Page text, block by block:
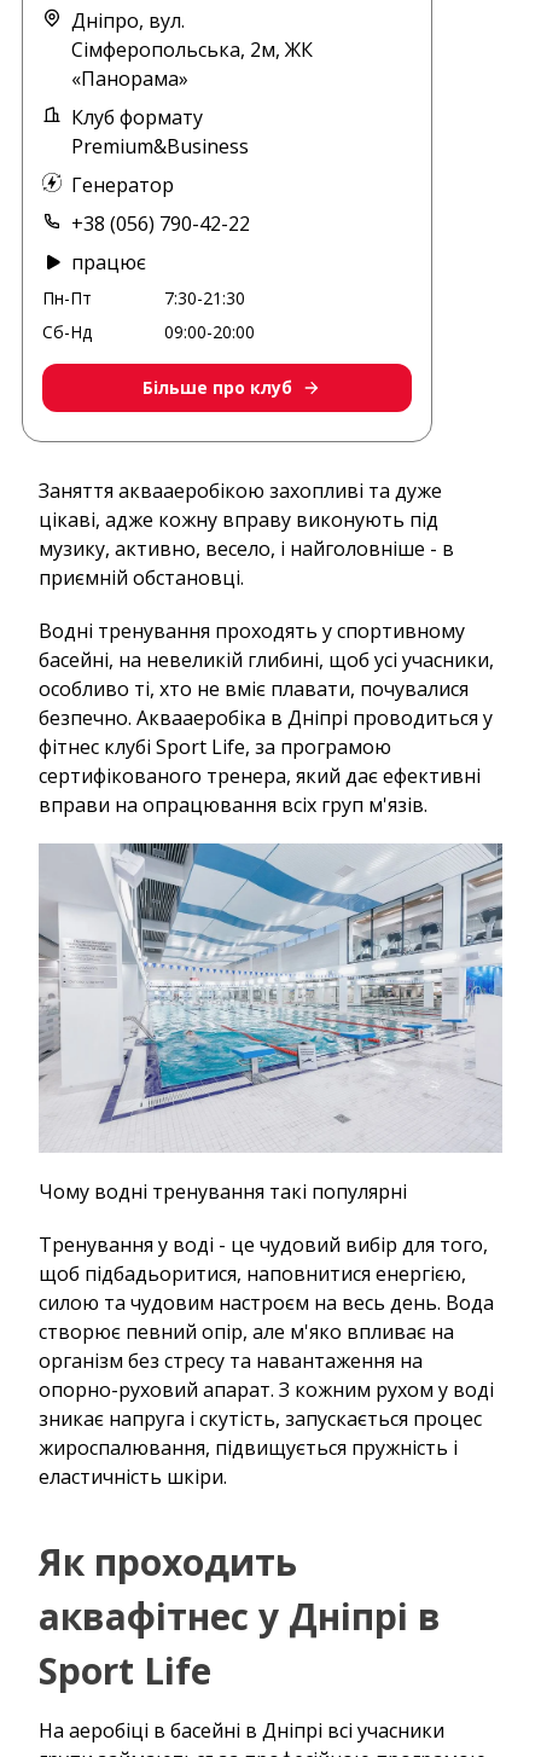
Дніпро, вул.
Сімферопольська, 2м, ЖК
«Панорама»
Клуб формату
Premium&Business
Генератор
+38 (056) 790-42-22
працює
Пн-Пт
7:30-21:30
Сб-Нд
09:00-20:00
Більше про клуб
Заняття аквааеробікою захопливі та дуже
цікаві, адже кожну вправу виконують під
музику, активно, весело, і найголовніше - в
приємній обстановці.
Водні тренування проходять у спортивному
басейні, на невеликій глибині, щоб усі учасники,
особливо ті, хто не вміє плавати, почувалися
безпечно. Аквааеробіка в Дніпрі проводиться у
фітнес клубі Sport Life, за програмою
сертифікованого тренера, який дає ефективні
вправи на опрацювання всіх груп м'язів.
Чому водні тренування такі популярні
Тренування у воді - це чудовий вибір для того,
щоб підбадьоритися, наповнитися енергією,
силою та чудовим настроєм на весь день. Вода
створює певний опір, але м'яко впливає на
організм без стресу та навантаження на
опорно-руховий апарат. З кожним рухом у воді
зникає напруга і скутість, запускається процес
жироспалювання, підвищується пружність і
еластичність шкіри.
Як проходить
аквафітнес у Дніпрі в
Sport Life
На аеробіці в басейні в Дніпрі всі учасники